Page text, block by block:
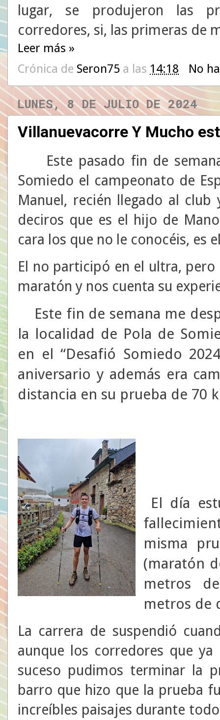
lugar, se produjeron las
corredores, si, las primeras de
Leer más »
Crónica de Seron75 a las 14:18 No
LUNES, 8 DE JULIO DE 2024
Villanuevacorre Y Mucho
Este pasado fin de
Somiedo el campeonato de
Manuel, recién llegado al
deciros que es el hijo de
cara los que no le conocéis, es
El no participó en el ultra,
maratón y nos cuenta su
Este fin de semana me
la localidad de Pola de
en el “Desafió Somiedo
aniversario y además era
distancia en su prueba de 70
El día
misma
(maratón
metros
metros de
La carrera de suspendió
aunque los corredores que
suceso pudimos terminar la
barro que hizo que la prueba
increíbles paisajes durante